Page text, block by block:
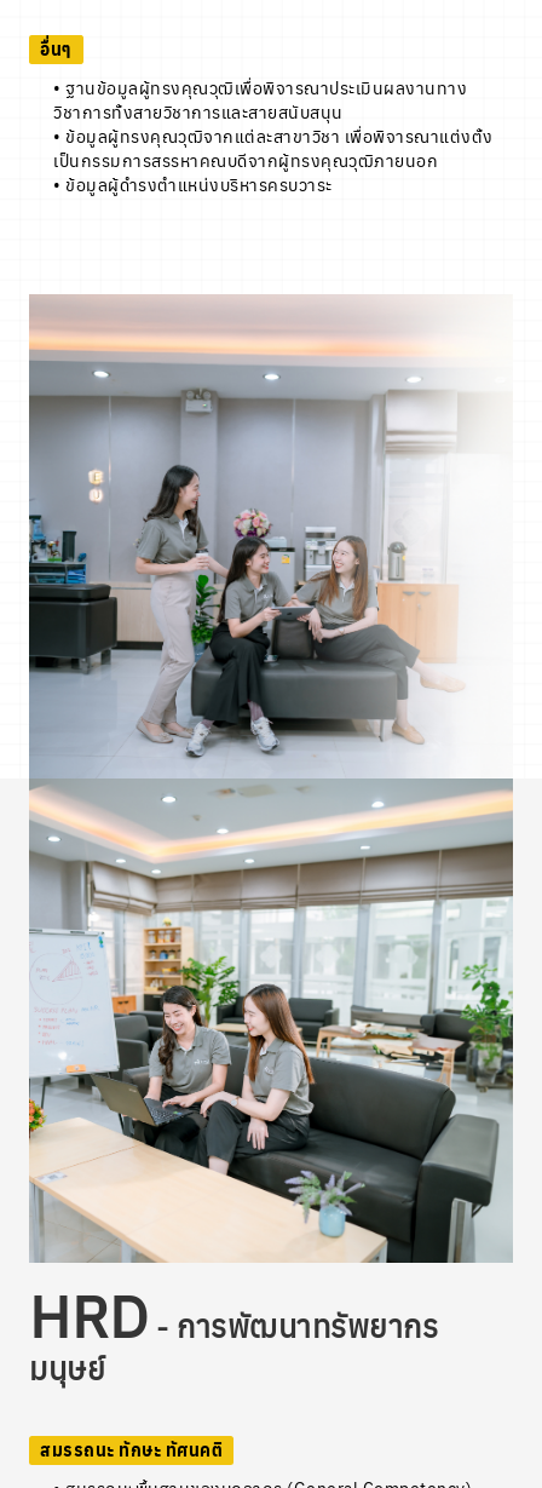
อื่นๆ
• ฐานข้อมูลผู้ทรงคุณวุฒิเพื่อพิจารณาประเมินผลงานทาง
วิชาการทั้งสายวิชาการและสายสนับสนุน
• ข้อมูลผู้ทรงคุณวุฒิจากแต่ละสาขาวิชา เพื่อพิจารณาแต่งตั้ง
เป็นกรรมการสรรหาคณบดีจากผู้ทรงคุณวุฒิภายนอก
• ข้อมูลผู้ดำรงตำแหน่งบริหารครบวาระ
HRD - การพัฒนาทรัพยากร
มนุษย์
สมรรถนะ ทักษะ ทัศนคติ